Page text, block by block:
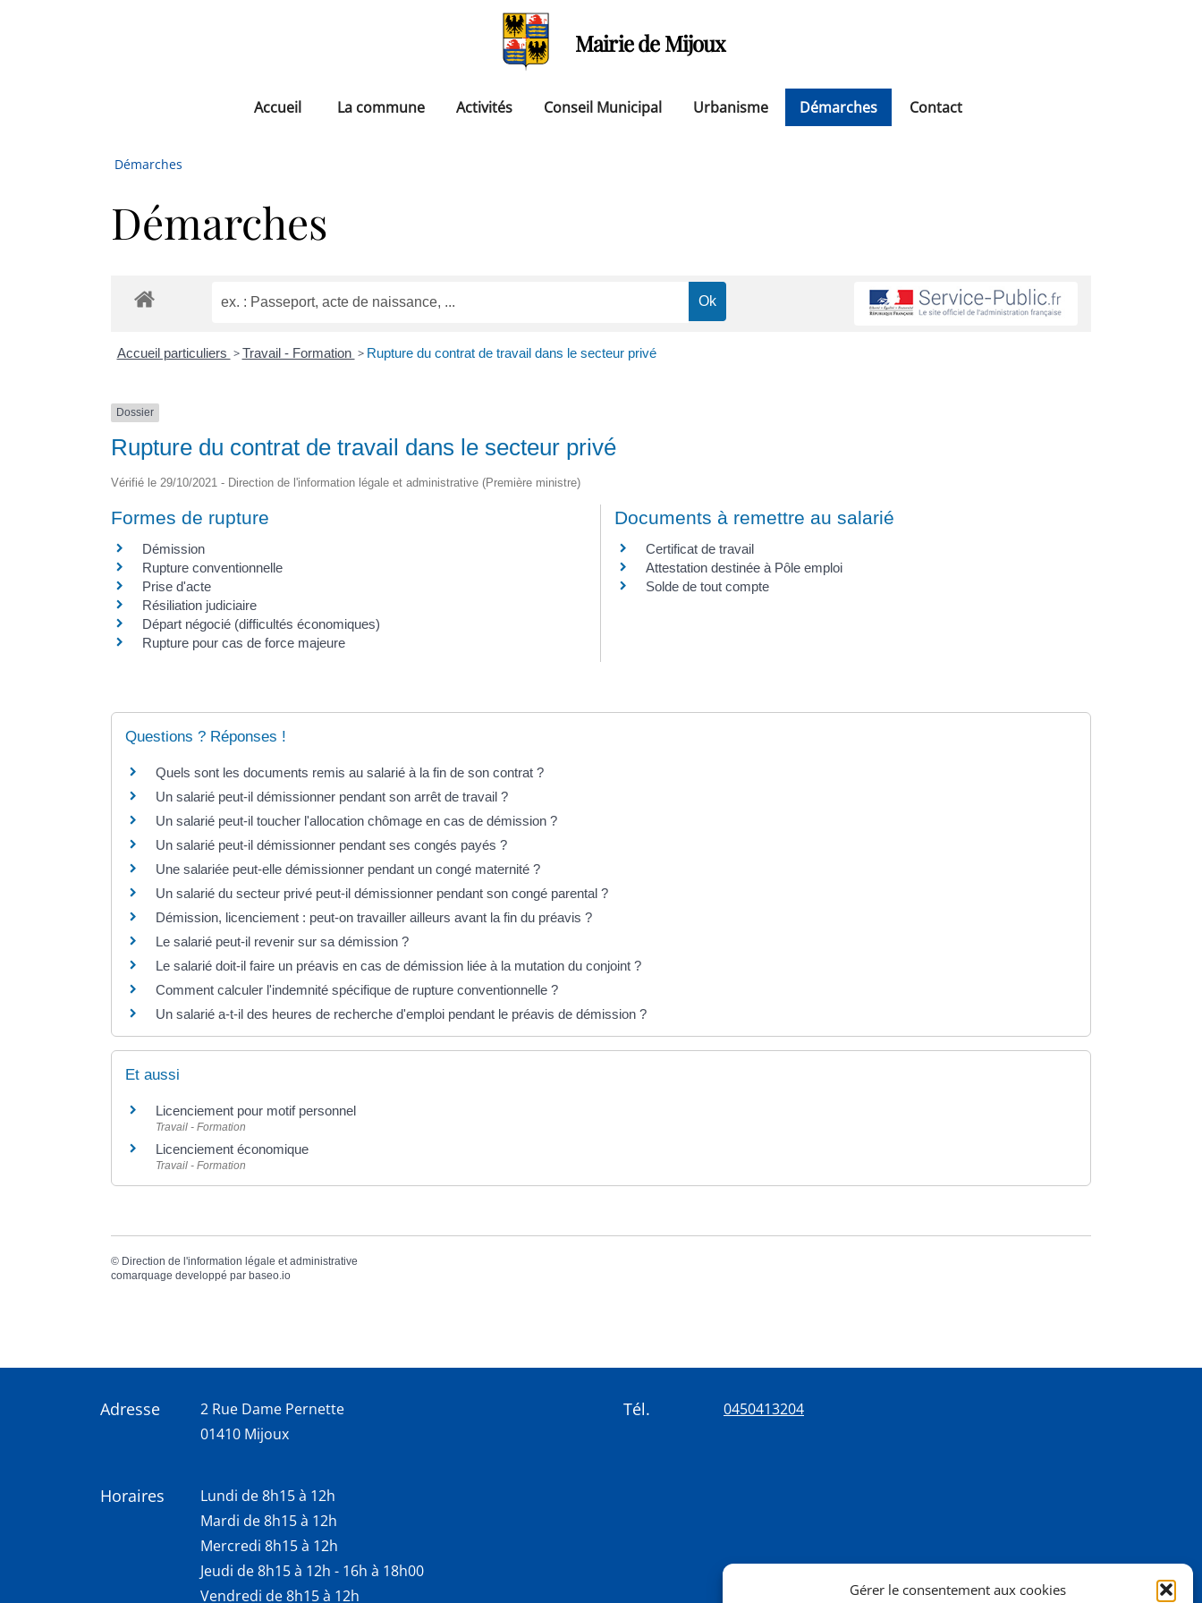
Gérer le consentement aux cookies
Mairie de Mijoux
Accueil La commune Activités Conseil Municipal Urbanisme Démarches Contact
Démarches
Démarches
Accueil particuliers > Travail - Formation > Rupture du contrat de travail dans le secteur privé
Dossier
Rupture du contrat de travail dans le secteur privé
Vérifié le 29/10/2021 - Direction de l'information légale et administrative (Première ministre)
Formes de rupture
Démission
Rupture conventionnelle
Prise d'acte
Résiliation judiciaire
Départ négocié (difficultés économiques)
Rupture pour cas de force majeure
Documents à remettre au salarié
Certificat de travail
Attestation destinée à Pôle emploi
Solde de tout compte
Questions ? Réponses !
Quels sont les documents remis au salarié à la fin de son contrat ?
Un salarié peut-il démissionner pendant son arrêt de travail ?
Un salarié peut-il toucher l'allocation chômage en cas de démission ?
Un salarié peut-il démissionner pendant ses congés payés ?
Une salariée peut-elle démissionner pendant un congé maternité ?
Un salarié du secteur privé peut-il démissionner pendant son congé parental ?
Démission, licenciement : peut-on travailler ailleurs avant la fin du préavis ?
Le salarié peut-il revenir sur sa démission ?
Le salarié doit-il faire un préavis en cas de démission liée à la mutation du conjoint ?
Comment calculer l'indemnité spécifique de rupture conventionnelle ?
Un salarié a-t-il des heures de recherche d'emploi pendant le préavis de démission ?
Et aussi
Licenciement pour motif personnel
Travail - Formation
Licenciement économique
Travail - Formation
© Direction de l'information légale et administrative
comarquage developpé par baseo.io
Adresse
2 Rue Dame Pernette
01410 Mijoux
Horaires
Lundi de 8h15 à 12h
Mardi de 8h15 à 12h
Mercredi 8h15 à 12h
Jeudi de 8h15 à 12h - 16h à 18h00
Vendredi de 8h15 à 12h
Tél. 0450413204